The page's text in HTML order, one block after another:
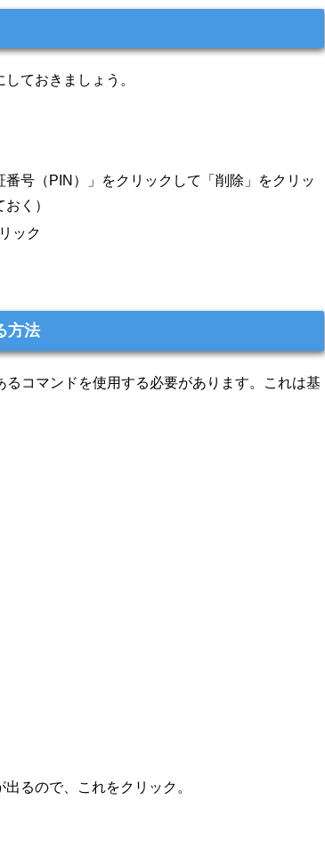
ておきましょう。
号（PIN）」をクリックして「削除」をクリッ
く）
ック
方法
コマンドを使用する必要があります。これは基
るので、これをクリック。